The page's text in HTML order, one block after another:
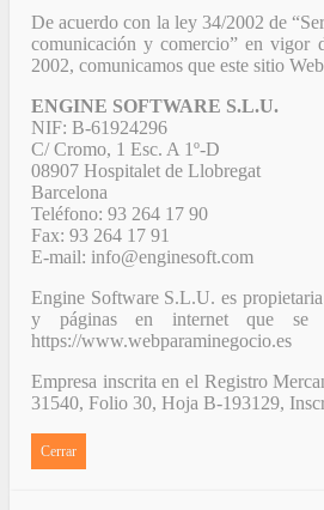
De acuerdo con la ley 34/2002 de
comunicación y comercio” en vigor
2002, comunicamos que este sitio
ENGINE SOFTWARE S.L.U.
NIF: B-61924296
C/ Cromo, 1 Esc. A 1º-D
08907 Hospitalet de Llobregat
Barcelona
Teléfono: 93 264 17 90
Fax: 93 264 17 91
E-mail: info@enginesoft.com
Engine Software S.L.U. es
y páginas en internet que se
https://www.webparaminegocio.es
Empresa inscrita en el Registro
31540, Folio 30, Hoja B-193129,
Cerrar